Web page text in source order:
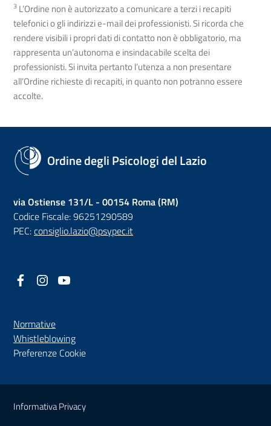
3 L’Ordine non è autorizzato a comunicare a terzi i recapiti
telefonici o gli indirizzi e-mail dei professionisti. Si ricorda che
rendere visibili i propri dati di contatto non è obbligatorio, ma
rappresenta un’autonoma e insindacabile scelta dei
professionisti. Si invita pertanto l’utenza a non presentare
all’Ordine richieste di recapiti, in quanto non potranno essere
accolte.
Ordine degli Psicologi del Lazio
via Ostiense 131/L - 00154 Roma (RM)
Codice Fiscale: 96251290589
PEC:consiglio.lazio@psypec.it
Facebook
(nuova scheda - new tab)
Instagram
(nuova scheda - new tab)
Normative
Whistleblowing(nuova scheda - new tab)
Preferenze Cookie
Sezione Link Utili
Informativa Privacy